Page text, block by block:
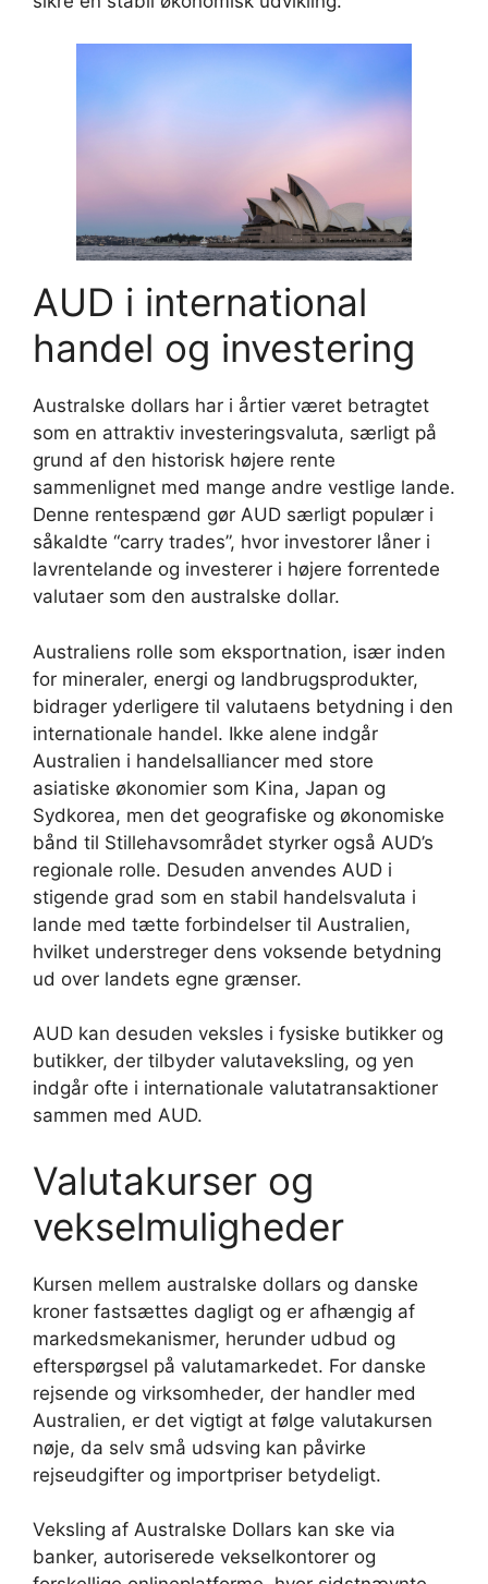
AUD i international
handel og investering
Australske dollars har i årtier været betragtet
som en attraktiv investeringsvaluta, særligt på
grund af den historisk højere rente
sammenlignet med mange andre vestlige lande.
Denne rentespænd gør AUD særligt populær i
såkaldte “carry trades”, hvor investorer låner i
lavrentelande og investerer i højere forrentede
valutaer som den australske dollar.
Australiens rolle som eksportnation, især inden
for mineraler, energi og landbrugsprodukter,
bidrager yderligere til valutaens betydning i den
internationale handel. Ikke alene indgår
Australien i handelsalliancer med store
asiatiske økonomier som Kina, Japan og
Sydkorea, men det geografiske og økonomiske
bånd til Stillehavsområdet styrker også AUD’s
regionale rolle. Desuden anvendes AUD i
stigende grad som en stabil handelsvaluta i
lande med tætte forbindelser til Australien,
hvilket understreger dens voksende betydning
ud over landets egne grænser.
AUD kan desuden veksles i fysiske butikker og
butikker, der tilbyder valutaveksling, og yen
indgår ofte i internationale valutatransaktioner
sammen med AUD.
Valutakurser og
vekselmuligheder
Kursen mellem australske dollars og danske
kroner fastsættes dagligt og er afhængig af
markedsmekanismer, herunder udbud og
efterspørgsel på valutamarkedet. For danske
rejsende og virksomheder, der handler med
Australien, er det vigtigt at følge valutakursen
nøje, da selv små udsving kan påvirke
rejseudgifter og importpriser betydeligt.
Veksling af Australske Dollars kan ske via
banker, autoriserede vekselkontorer og